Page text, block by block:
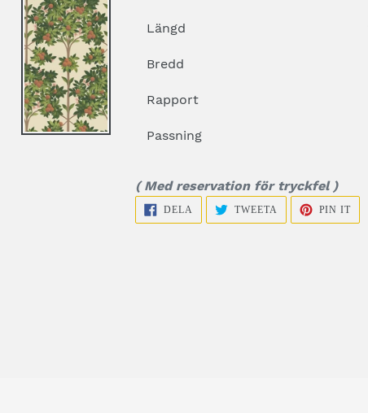
Längd
Bredd
Rapport
Passning
( Med reservation för tryckfel )
DELA DELA
PÅ
FACEBOOK
TWEETA TWEETAPIN ITPIN